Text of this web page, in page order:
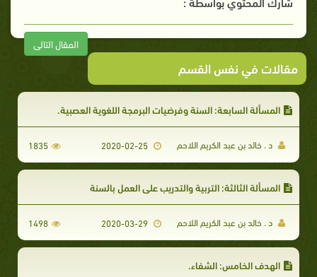
المقال التالى
مقالات في نفس القسم
المسألة السابعة: السنة وفرضيات البرمجة اللغوية العصبية.
د . خالد بن عبد الكريم اللاحم 2020-02-25
1835
المسألة الثالثة: التربية والتدريب على العمل بالسنة
د . خالد بن عبد الكريم اللاحم 2020-03-29
1498
الهدف الخامس: الشفاء.